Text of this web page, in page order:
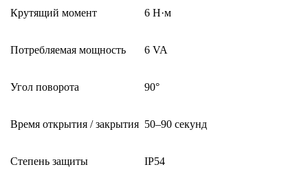
Крутящий момент 6 Н·м
Потребляемая мощность 6 VA
Угол поворота 90°
Время открытия / закрытия 50–90 секунд
Степень защиты IP54